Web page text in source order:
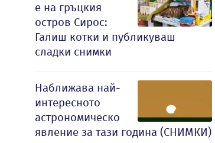
е на гръцкия
остров Сирос:
Галиш котки и публикуваш
сладки снимки
Наближава най-
интересното
астрономическо
явление за тази година (СНИМКИ)